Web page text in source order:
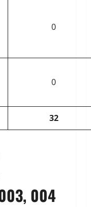
0
0
32
004